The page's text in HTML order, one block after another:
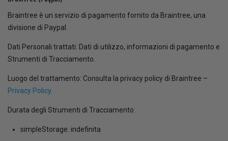
Braintree è un servizio di pagamento fornito da Braintree, una
divisione di Paypal.
Dati Personali trattati: Dati di utilizzo, informazioni di pagamento e
Strumenti di Tracciamento.
Luogo del trattamento: Consulta la privacy policy di Braintree –
Privacy Policy.
Durata degli Strumenti di Tracciamento:
simpleStorage: indefinita